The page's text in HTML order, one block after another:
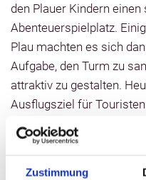
Zustimmung
den Plauer Kindern einen
Abenteuerspielplatz.
Plau machten es sich
Aufgabe, den Turm zu
attraktiv zu gestalten.
Ausflugsziel für
dicken Wänden, einem
seiner intakten Turmuhr